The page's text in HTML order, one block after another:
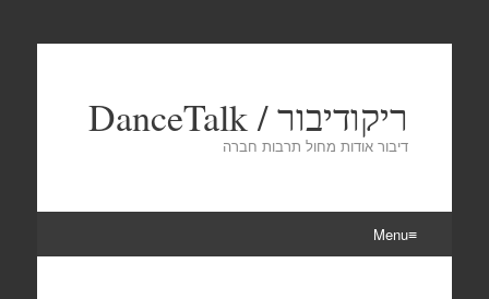
ריקודיבור / DanceTalk
דיבור אודות מחול תרבות חברה
Menu